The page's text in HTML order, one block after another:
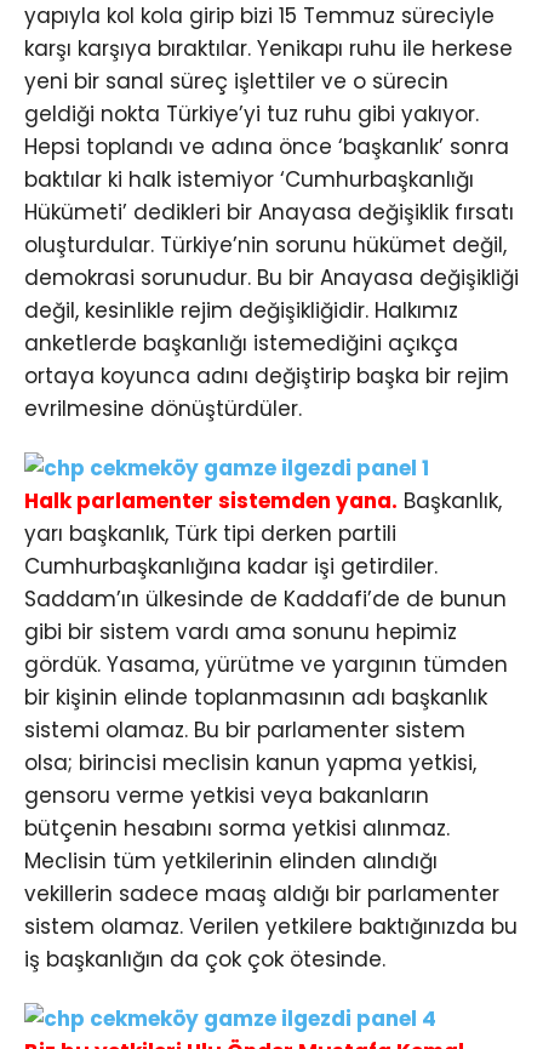
yapıyla kol kola girip bizi 15 Temmuz süreciyle
karşı karşıya bıraktılar. Yenikapı ruhu ile herkese
yeni bir sanal süreç işlettiler ve o sürecin
geldiği nokta Türkiye’yi tuz ruhu gibi yakıyor.
Hepsi toplandı ve adına önce ‘başkanlık’ sonra
baktılar ki halk istemiyor ‘Cumhurbaşkanlığı
Hükümeti’ dedikleri bir Anayasa değişiklik fırsatı
oluşturdular. Türkiye’nin sorunu hükümet değil,
demokrasi sorunudur. Bu bir Anayasa değişikliği
değil, kesinlikle rejim değişikliğidir. Halkımız
anketlerde başkanlığı istemediğini açıkça
ortaya koyunca adını değiştirip başka bir rejim
evrilmesine dönüştürdüler.
Halk parlamenter sistemden yana. Başkanlık,
yarı başkanlık, Türk tipi derken partili
Cumhurbaşkanlığına kadar işi getirdiler.
Saddam’ın ülkesinde de Kaddafi’de de bunun
gibi bir sistem vardı ama sonunu hepimiz
gördük. Yasama, yürütme ve yargının tümden
bir kişinin elinde toplanmasının adı başkanlık
sistemi olamaz. Bu bir parlamenter sistem
olsa; birincisi meclisin kanun yapma yetkisi,
gensoru verme yetkisi veya bakanların
bütçenin hesabını sorma yetkisi alınmaz.
Meclisin tüm yetkilerinin elinden alındığı
vekillerin sadece maaş aldığı bir parlamenter
sistem olamaz. Verilen yetkilere baktığınızda bu
iş başkanlığın da çok çok ötesinde.